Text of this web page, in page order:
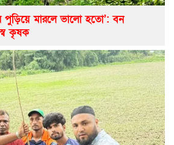
পুড়িয়ে মারলে ভালো হতো’: বন
কৃষক